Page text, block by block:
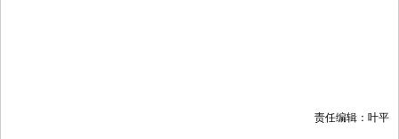
责任编辑：叶平